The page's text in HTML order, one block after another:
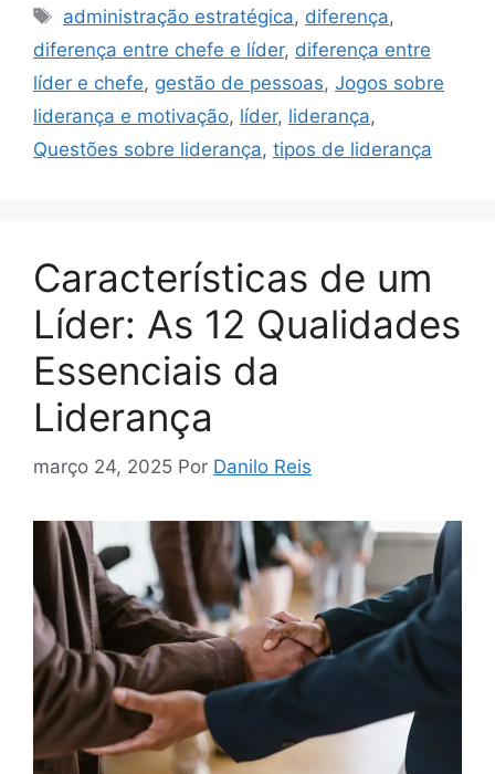
Tags
administração estratégica, diferença,
diferença entre chefe e líder, diferença entre
líder e chefe, gestão de pessoas, Jogos sobre
liderança e motivação, líder, liderança,
Questões sobre liderança, tipos de liderança
Características de um
Líder: As 12 Qualidades
Essenciais da
Liderança
março 24, 2025 Por Danilo Reis